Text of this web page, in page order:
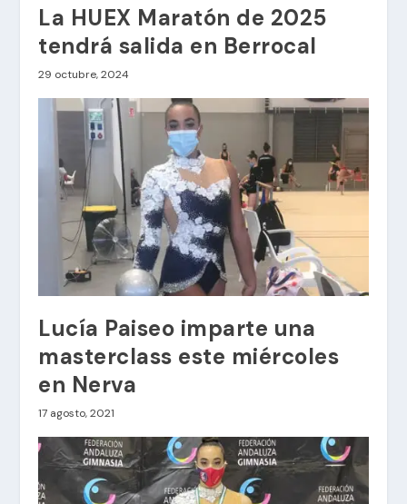
La HUEX Maratón de 2025
tendrá salida en Berrocal
29 octubre, 2024
Lucía Paiseo imparte una
masterclass este miércoles
en Nerva
17 agosto, 2021